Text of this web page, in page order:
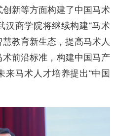
新等方面构建了中国马术
汉商学院将继续构建“马术
教育新生态，提高马术人
前沿标准，构建中国马产
来马术人才培养提出“中国